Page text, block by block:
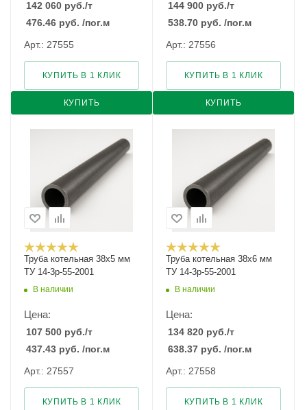
142 060 руб./т
476.46 руб. /пог.м
Арт.: 27555
КУПИТЬ
КУПИТЬ В 1 КЛИК
144 900 руб./т
538.70 руб. /пог.м
Арт.: 27556
КУПИТЬ
КУПИТЬ В 1 КЛИК
Труба котельная 38х5 мм
ТУ 14-3р-55-2001
В наличии
Цена:
107 500 руб./т
437.43 руб. /пог.м
Арт.: 27557
КУПИТЬ В 1 КЛИК
Труба котельная 38х6 мм
ТУ 14-3р-55-2001
В наличии
Цена:
134 820 руб./т
638.37 руб. /пог.м
Арт.: 27558
КУПИТЬ В 1 КЛИК